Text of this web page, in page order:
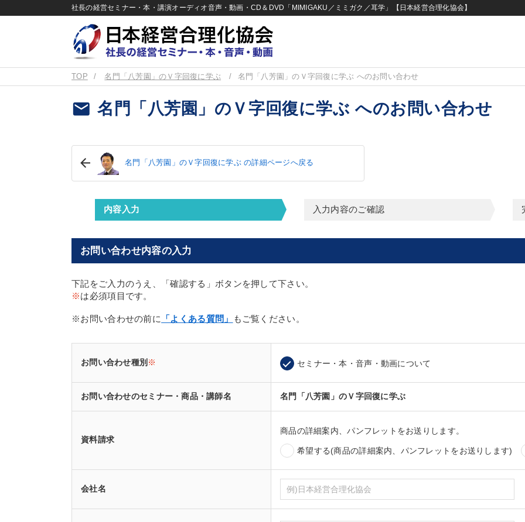
社長の経営セミナー・本・講演オーディオ音声・動画・CD＆DVD「MIMIGAKU／ミミガク／耳学」【日本経営合理化協会】
TOP 名門「八芳園」のＶ字回復に学ぶ 名門「八芳園」のＶ字回復に学ぶ へのお問い合わせ
email 名門「八芳園」のＶ字回復に学ぶ へのお問い合わせ
名門「八芳園」のＶ字回復に学ぶ の詳細ページへ戻る
内容入力 入力内容のご確認
お問い合わせ内容の入力
下記をご入力のうえ、「確認する」ボタンを押して下さい。
※は必須項目です。
※お問い合わせの前に 「よくある質問」 もご覧ください。
お問い合わせ種別 ※ セミナー・本・音声・動画について
お問い合わせのセミナー・商品・講師名 名門「八芳園」のＶ字回復に学ぶ
資料請求
商品の詳細案内、パンフレットをお送りします。
希望する(商品の詳細案内、パンフレットをお送りします)
会社名